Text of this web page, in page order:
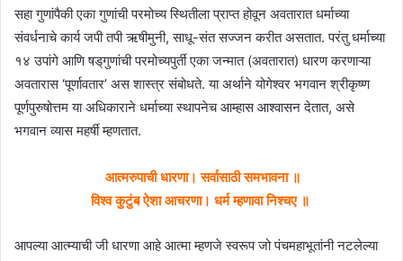
सहा गुणांपैकी एका गुणांची परमोच्य स्थितीला प्राप्त होवून अवतारात धर्माच्या
संवर्धनाचे कार्य जपी तपी ऋषीमुनी, साधू-संत सज्जन करीत असतात. परंतु धर्माच्या
१४ उपांगे आणि षड्‌गुणांची परमोच्यपुर्ती एका जन्मात (अवतारात) धारण करणाऱ्या
अवतारास ‘पूर्णावतार’ अस शास्त्र संबोधते. या अर्थाने योगेश्वर भगवान श्रीकृष्ण
पूर्णपुरुषोत्तम या अधिकाराने धर्माच्या स्थापनेच आम्हास आश्वासन देतात, असे
भगवान व्यास महर्षी म्हणतात.
आत्मरुपाची धारणा। सर्वासाठी समभावना ॥
विश्व कुटुंब ऐशा आचरणा। धर्म म्हणावा निश्चए ॥
आपल्या आत्म्याची जी धारणा आहे आत्मा म्हणजे स्वरूप जो पंचमहाभूतांनी नटलेल्या